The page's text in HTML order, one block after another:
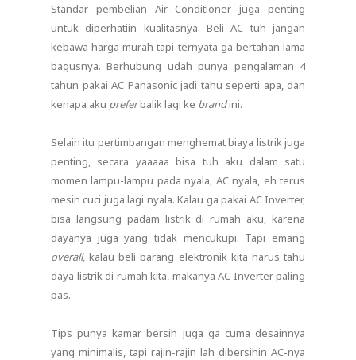
Standar pembelian Air Conditioner juga penting
untuk diperhatiin kualitasnya. Beli AC tuh jangan
kebawa harga murah tapi ternyata ga bertahan lama
bagusnya. Berhubung udah punya pengalaman 4
tahun pakai AC Panasonic jadi tahu seperti apa, dan
kenapa aku preferbalik lagi ke brandini.
Selain itu pertimbangan menghemat biaya listrik juga
penting, secara yaaaaa bisa tuh aku dalam satu
momen lampu-lampu pada nyala, AC nyala, eh terus
mesin cuci juga lagi nyala. Kalau ga pakai AC Inverter,
bisa langsung padam listrik di rumah aku, karena
dayanya juga yang tidak mencukupi. Tapi emang
overall, kalau beli barang elektronik kita harus tahu
daya listrik di rumah kita, makanya AC Inverter paling
pas.
Tips punya kamar bersih juga ga cuma desainnya
yang minimalis, tapi rajin-rajin lah dibersihin AC-nya